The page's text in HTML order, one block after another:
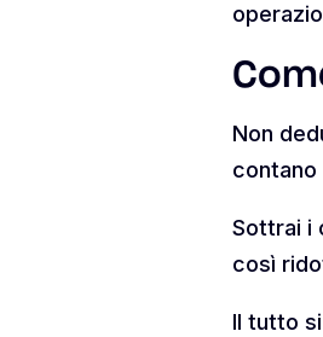
Non
contano
Sottrai i
così
Il tutto